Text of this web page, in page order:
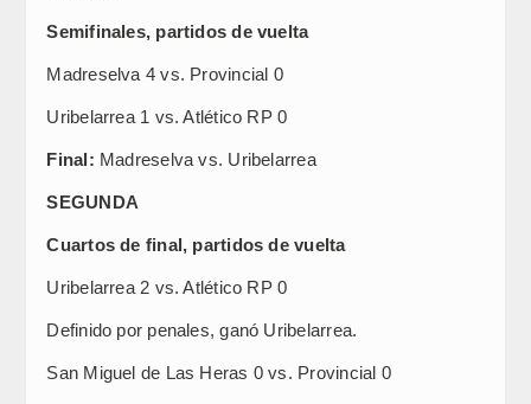
Semifinales, partidos de vuelta
Madreselva 4 vs. Provincial 0
Uribelarrea 1 vs. Atlético RP 0
Final: Madreselva vs. Uribelarrea
SEGUNDA
Cuartos de final, partidos de vuelta
Uribelarrea 2 vs. Atlético RP 0
Definido por penales, ganó Uribelarrea.
San Miguel de Las Heras 0 vs. Provincial 0